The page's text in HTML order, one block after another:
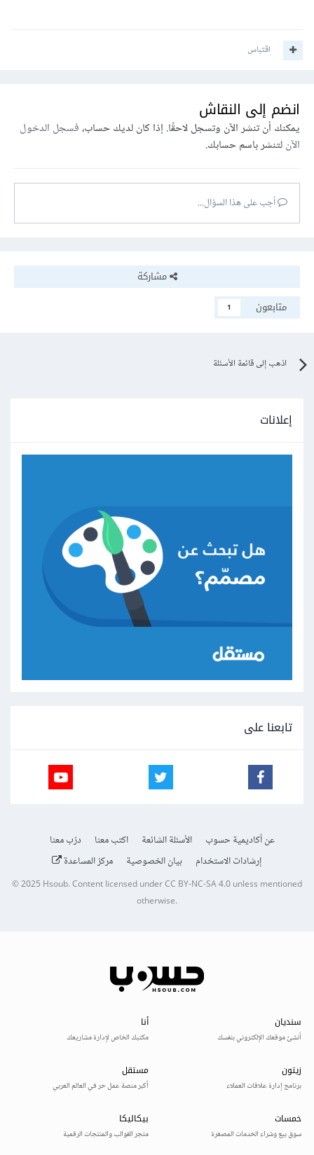
اقتباس
انضم إلى النقاش
يمكنك أن تنشر الآن وتسجل لاحقًا. إذا كان لديك حساب،فسجل الدخول
الآنلتنشر باسم حسابك.
أجب على هذا السؤال...
مشاركة
متابعون
1
اذهب إلى قائمة الأسئلة
إعلانات
تابعنا على
عن أكاديمية حسوب الأسئلة الشائعة اكتب معنا
درّب معنا
إرشادات الاستخدام
بيان الخصوصية مركز المساعدة
© 2025Hsoub.Content licensed underCC BY-NC-SA 4.0unless mentioned
otherwise.